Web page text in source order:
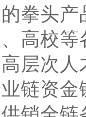
拳头
高校
层次
链资